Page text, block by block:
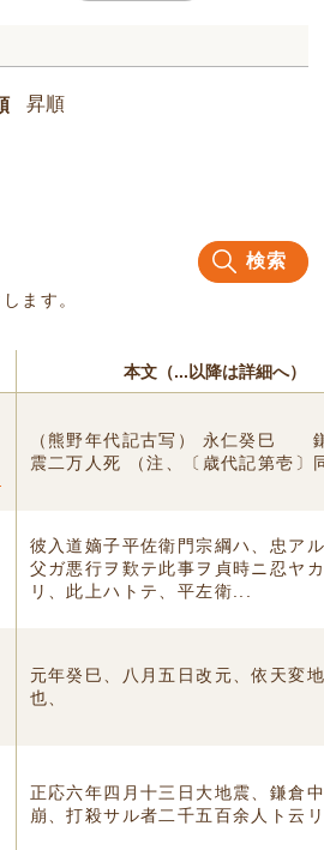
検索
ます。
本文（...以降は詳細へ）
（熊野年代記古写） 永仁癸巳
震二万人死 （注、〔歳代記第壱〕
彼入道嫡子平佐衛門宗綱ハ、忠アル
父ガ悪行ヲ歎テ此事ヲ貞時ニ忍ヤ
リ、此上ハトテ、平左衛...
元年癸巳、八月五日改元、依天変
也、
正応六年四月十三日大地震、鎌倉
崩、打殺サル者二千五百余人ト云リ